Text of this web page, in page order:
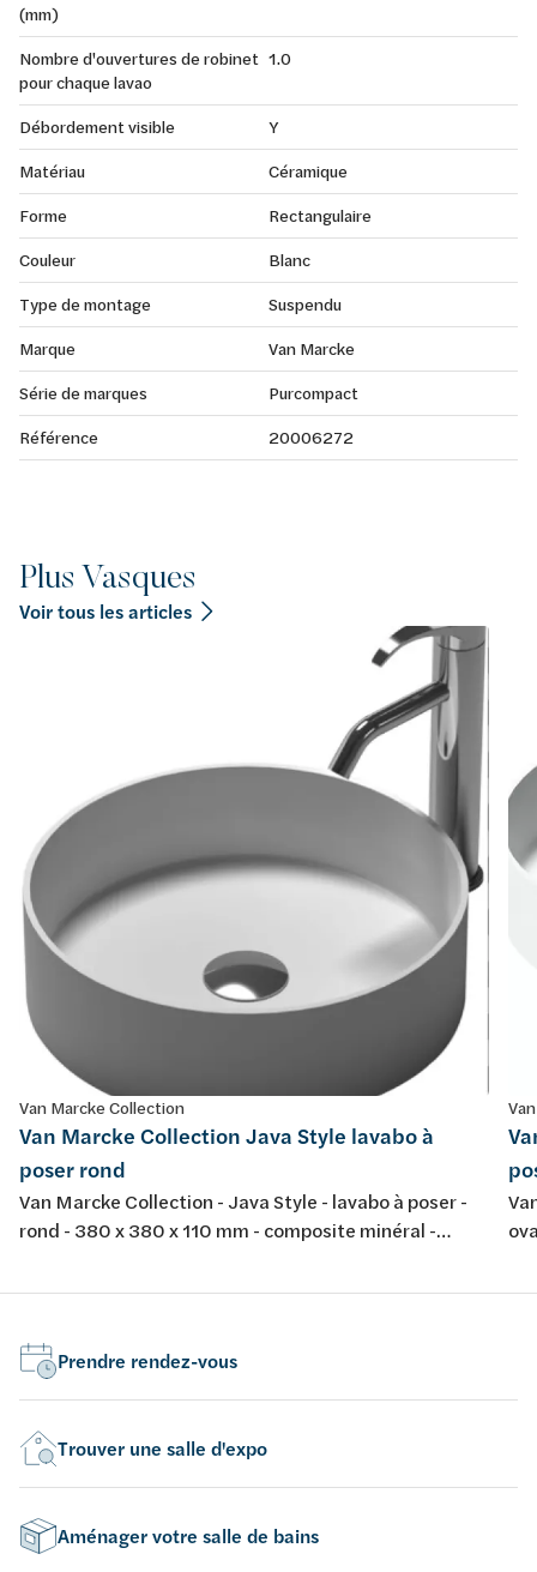
(mm)
Nombre d'ouvertures de robinet
pour chaque lavao
1.0
Débordement visible
Y
Matériau
Céramique
Forme
Rectangulaire
Couleur
Blanc
Type de montage
Suspendu
Marque
Van Marcke
Série de marques
Purcompact
Référence
20006272
Plus Vasques
Voir tous les articles
Van Marcke Collection
Van Marcke Collection Java Style lavabo à
poser rond
Van Marcke Collection - Java Style - lavabo à poser -
rond - 380 x 380 x 110 mm - composite minéral -
Prendre rendez-vous
Trouver une salle d'expo
Aménager votre salle de bains